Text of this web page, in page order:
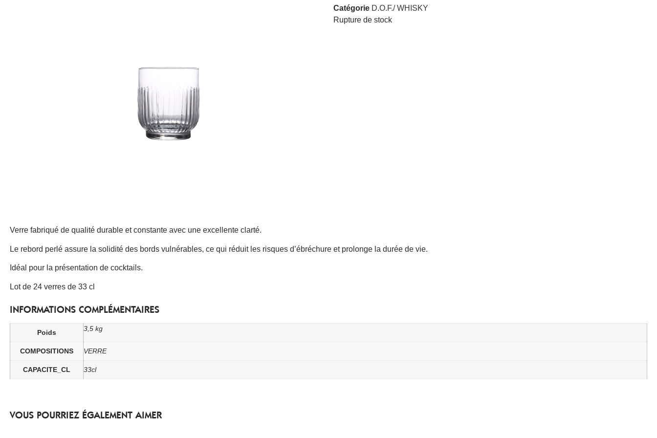
Catégorie D.O.F./ WHISKY
Rupture de stock
Verre fabriqué de qualité durable et constante avec une excellente clarté.
Le rebord perlé assure la solidité des bords vulnérables, ce qui réduit les risques d’ébréchure et prolonge la durée de vie.
Idéal pour la présentation de cocktails.
Lot de 24 verres de 33 cl
INFORMATIONS COMPLÉMENTAIRES
Poids 3,5 kg
COMPOSITIONS VERRE
CAPACITE_CL 33cl
VOUS POURRIEZ ÉGALEMENT AIMER